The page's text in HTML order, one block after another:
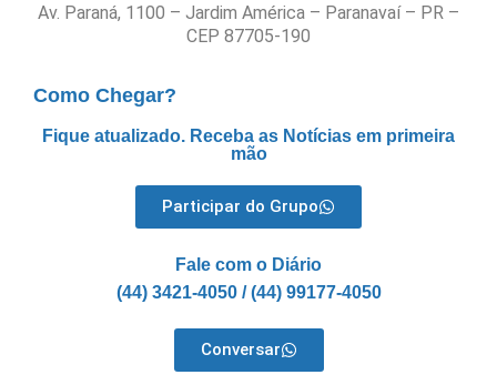
Av. Paraná, 1100 – Jardim América – Paranavaí – PR –
CEP 87705-190
Como Chegar?
Fique atualizado. Receba as Notícias em primeira
mão
Participar do Grupo
Fale com o Diário
(44) 3421-4050 / (44) 99177-4050
Conversar